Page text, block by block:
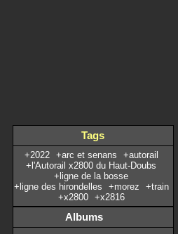
Tags
+2022 +arc et senans
+autorail
+l'Autorail x2800 du Haut-Doubs
+ligne de la bosse
+ligne des hirondelles
+morez
+train
+x2800
+x2816
Albums